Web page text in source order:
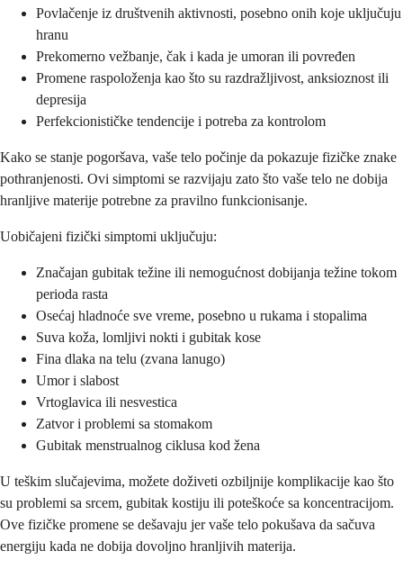
Povlačenje iz društvenih aktivnosti, posebno onih koje uključuju
hranu
Prekomerno vežbanje, čak i kada je umoran ili povređen
Promene raspoloženja kao što su razdražljivost, anksioznost ili
depresija
Perfekcionističke tendencije i potreba za kontrolom
Kako se stanje pogoršava, vaše telo počinje da pokazuje fizičke znake
pothranjenosti. Ovi simptomi se razvijaju zato što vaše telo ne dobija
hranljive materije potrebne za pravilno funkcionisanje.
Uobičajeni fizički simptomi uključuju:
Značajan gubitak težine ili nemogućnost dobijanja težine tokom
perioda rasta
Osećaj hladnoće sve vreme, posebno u rukama i stopalima
Suva koža, lomljivi nokti i gubitak kose
Fina dlaka na telu (zvana lanugo)
Umor i slabost
Vrtoglavica ili nesvestica
Zatvor i problemi sa stomakom
Gubitak menstrualnog ciklusa kod žena
U teškim slučajevima, možete doživeti ozbiljnije komplikacije kao što
su problemi sa srcem, gubitak kostiju ili poteškoće sa koncentracijom.
Ove fizičke promene se dešavaju jer vaše telo pokušava da sačuva
energiju kada ne dobija dovoljno hranljivih materija.